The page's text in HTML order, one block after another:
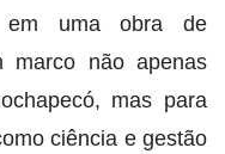
em uma obra de
marco não apenas
mas para
ciência e gestão